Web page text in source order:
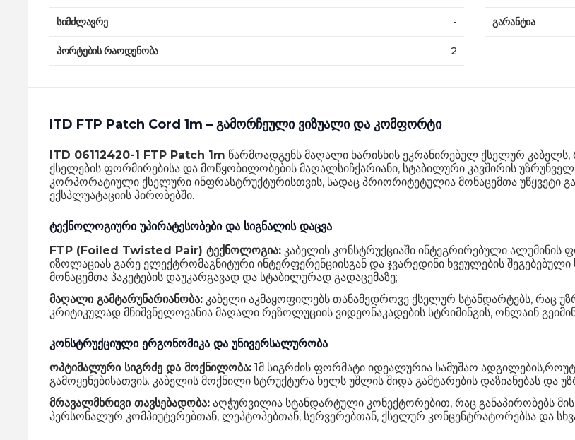
სიმძლავრე -
პორტების რაოდენობა 2
გარანტია
ITD FTP Patch Cord 1m – გამორჩეული ვიზუალი და კომფორტი
ITD 06112420-1 FTP Patch 1m წარმოადგენს მაღალი ხარისხის ეკრანირებულ ქსელურ
ქსელების ფორმირებისა და მოწყობილობების მაღალსიჩქარიანი, სტაბილური კავშირის
კორპორატიული ქსელური ინფრასტრუქტურისთვის, სადაც პრიორიტეტულია მონაცემთა უწყვეტი
ექსპლუატაციის პირობებში.
ტექნოლოგიური უპირატესობები და სიგნალის დაცვა
FTP (Foiled Twisted Pair) ტექნოლოგია: კაბელის კონსტრუქციაში ინტეგრირებული
იზოლაციას გარე ელექტრომაგნიტური ინტერფერენციისგან და ჯვარედინი ხვეულების
მონაცემთა პაკეტების დაუკარგავად და სტაბილურად გადაცემაზე;
მაღალი გამტარუნარიანობა: კაბელი აკმაყოფილებს თანამედროვე ქსელურ სტანდარტებს, რაც
კრიტიკულად მნიშვნელოვანია მაღალი რეზოლუციის ვიდეონაკადების სტრიმინგის, ონლაინ
კონსტრუქციული ერგონომიკა და უნივერსალურობა
ოპტიმალური სიგრძე და მოქნილობა: 1მ სიგრძის ფორმატი იდეალურია სამუშაო
გამოყენებისათვის. კაბელის მოქნილი სტრუქტურა ხელს უშლის შიდა გამტარების დაზიანებას და
მრავალმხრივი თავსებადობა: აღჭურვილია სტანდარტული კონექტორებით, რაც განაპირობებს
პერსონალურ კომპიუტერებთან, ლეპტოპებთან, სერვერებთან, ქსელურ კონცენტრატორებსა და